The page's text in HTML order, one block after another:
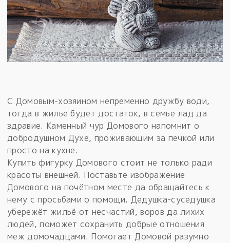
С Домовым-хозяином непременно дружбу води,
тогда в жилье будет достаток, в семье лад да
здравие. Каменный чур Домового напомнит о
добродушном Духе, проживающим за печкой или
просто на кухне.
Купить фигурку Домового стоит не только ради
красоты внешней. Поставьте изображение
Домового на почётном месте да обращайтесь к
нему с просьбами о помощи. Дедушка-суседушка
убережёт жильё от несчастий, воров да лихих
людей, поможет сохранить добрые отношения
меж домочадцами. Помогает Домовой разумно